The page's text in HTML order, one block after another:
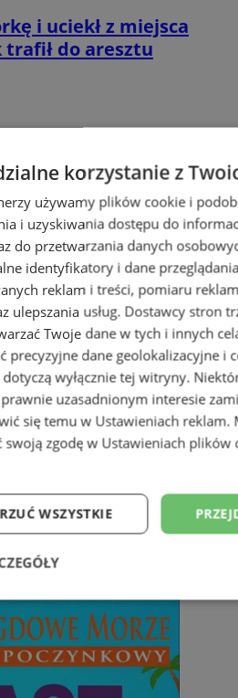
i uciekł z miejsca
do aresztu
w Wodzisławiu
stron www - Wodzisław
korzystanie z
używamy plików cookie i
i uzyskiwania dostępu do
do przetwarzania danych
identyfikatory i dane
reklam i treści, pomiaru
ulepszania usług. Dostawcy stron
Twoje dane w tych i innych
precyzyjne dane geolokalizacyjne i
wyłącznie tej witryny.
uzasadnionym interesie
się temu w Ustawieniach reklam.
zgodę w Ustawieniach plików
WSZYSTKIE
Wydajność
Niesklasyfikowane